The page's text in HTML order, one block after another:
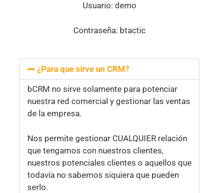
Usuario: demo
Contraseña: btactic
¿Para que sirve un CRM?
bCRM no sirve solamente para potenciar
nuestra red comercial y gestionar las ventas
de la empresa.
Nos permite gestionar CUALQUIER relación
que tengamos con nuestros clientes,
nuestros potenciales clientes o aquellos que
todavía no sabemos siquiera que pueden
serlo.